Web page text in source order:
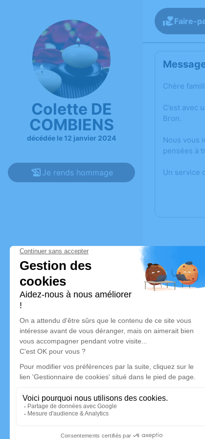
Colette DE
COMBIENS
décédée le 12 janvier 2024
Je rends hommage
Faire-
Chère
C’est avec
Bron.
Nous vous
pensées à
Un service
Déroulé
Le